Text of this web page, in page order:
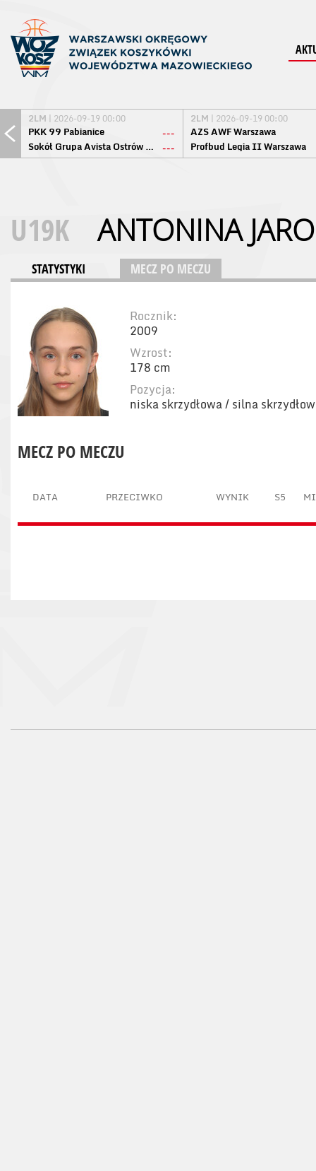
2LM | 2026-09-19 00:00
PKK 99 Pabianice
---
Sokół Grupa Avista Ostrów Maz. ---
2LM | 2026-09-19 00:00
AZS AWF Warszawa
Profbud Legia II Warszawa
U19K ANTONINA
STATYSTYKI MECZ PO MECZU
Rocznik:
2009
Wzrost:
178 cm
Pozycja:
niska skrzydłowa / silna
MECZ PO MECZU
DATA PRZECIWKO WYNIK S5